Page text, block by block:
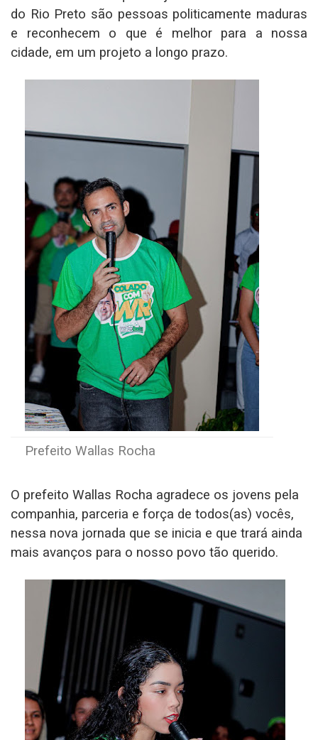
do Rio Preto são pessoas politicamente maduras
e reconhecem o que é melhor para a nossa
cidade, em um projeto a longo prazo.
Prefeito Wallas Rocha
O prefeito Wallas Rocha agradece os jovens pela
companhia, parceria e força de todos(as) vocês,
nessa nova jornada que se inicia e que trará ainda
mais avanços para o nosso povo tão querido.